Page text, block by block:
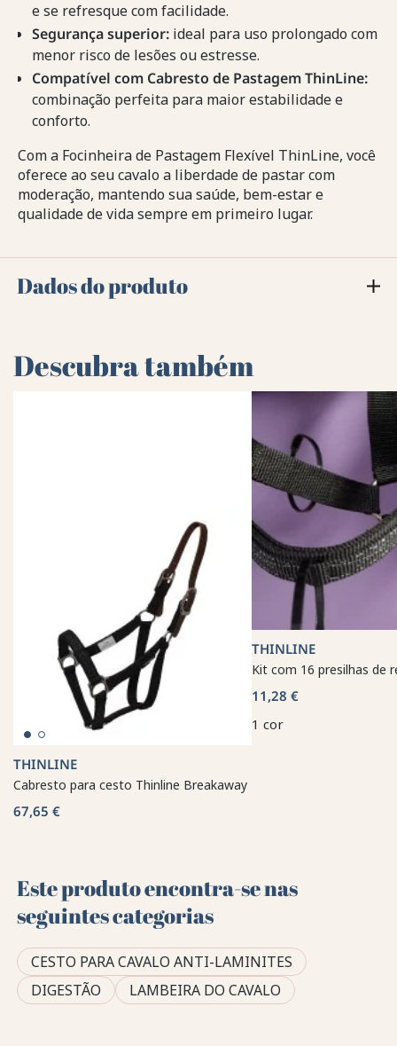
e se refresque com facilidade.
Segurança superior: ideal para uso prolongado com
menor risco de lesões ou estresse.
Compatível com Cabresto de Pastagem ThinLine:
combinação perfeita para maior estabilidade e
conforto.
Com a Focinheira de Pastagem Flexível ThinLine, você
oferece ao seu cavalo a liberdade de pastar com
moderação, mantendo sua saúde, bem-estar e
qualidade de vida sempre em primeiro lugar.
Dados do produto
Descubra também
THINLINE
Cabresto para cesto Thinline Breakaway
67,65 €
THINLINE
Kit com 16 presilhas de
11,28 €
1 cor
Este produto encontra-se nas
seguintes categorias
CESTO PARA CAVALO ANTI-LAMINITES
DIGESTÃO
LAMBEIRA DO CAVALO